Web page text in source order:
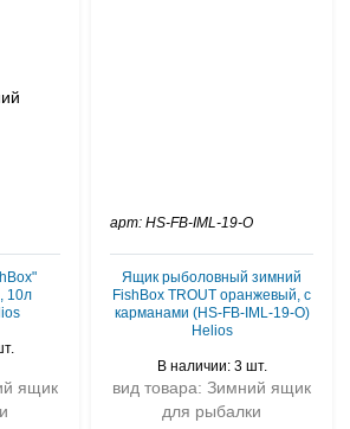
10л
ящик
арт: HS-FB-IML-19-O
Ящик рыболовный зимний
FishBox TROUT оранжевый, с
карманами (HS-FB-IML-19-O)
Helios
В наличии: 3 шт.
вид товара: Зимний ящик
для рыбалки